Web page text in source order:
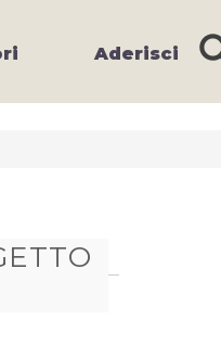
Aderisci